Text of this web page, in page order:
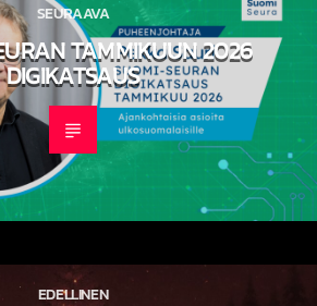
SEURAAVA
TAMMIKUUN 2026
DIGIKATSAUS
EDELLINEN